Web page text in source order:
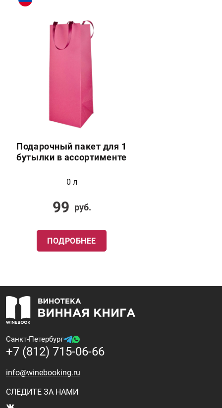
Подарочный пакет для 1
бутылки в ассортименте
0 л
99 руб.
ПОДРОБНЕЕ
Санкт-Петербург
+7 (812) 715-06-66
info@winebooking.ru
СЛЕДИТЕ ЗА НАМИ